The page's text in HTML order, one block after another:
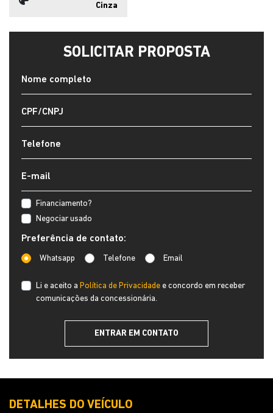
Cinza
SOLICITAR PROPOSTA
Financiamento?
Negociar usado
Preferência de contato:
Whatsapp Telefone Email
Li e aceito a Política de Privacidade e concordo em receber
comunicações da concessionária.
ENTRAR EM CONTATO
DETALHES DO VEÍCULO